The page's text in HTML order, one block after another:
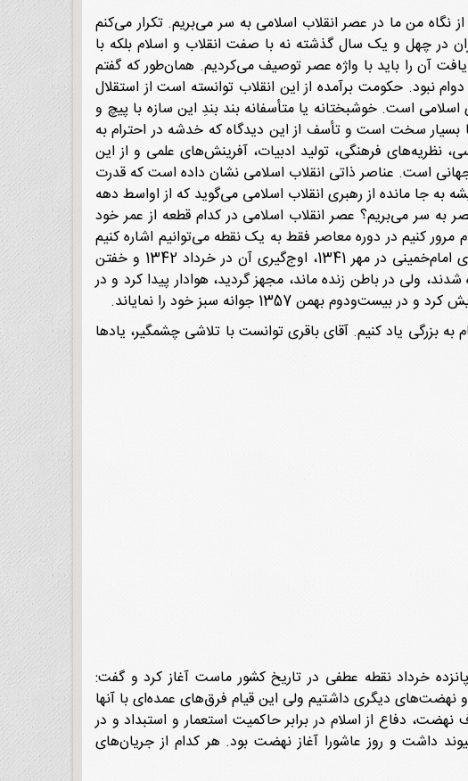
نگاه من ما در عصر انقلاب اسلامی به سر می‌بریم. تکرار می‌کنم
در چهل و یک سال گذشته نه با صفت انقلاب و اسلام بلکه با
آن را باید با واژه عصر توصیف می‌کردیم. همان‌طور که گفتم
نبود. حکومت برآمده از این انقلاب توانسته است از استقلال
است. خوشبختانه یا متأسفانه بند بندِ این سازه با پیچ و
بسیار سخت است و تأسف از این دیدگاه که خدشه در احترام به
نظریه‌های فرهنگی، تولید ادبیات، آفرینش‌های علمی و از این
است. عناصر ذاتی انقلاب اسلامی نشان داده است که قدرت
جا مانده از رهبری انقلاب اسلامی می‌گوید که از اواسط دهه
کدام عصر به سر می‌بریم؟ عصر انقلاب اسلامی در کدام قطعه از عمر خود
کنیم در دوره معاصر فقط به یک نقطه می‌توانیم اشاره کنیم
و آن رخدادهای اوایل دهه 1340 شمسی است. سال‌های 1341 تا 1343 یعنی آغاز نهضت اخیر ایران به رهبری امام‌خمینی در مهر 1341، اوج‌گیری آن در خرداد 1342 و خفتن
پراکنده شدند، ولی در باطن زنده ماند، مجهز گردید، هوادار پیدا کرد و در
بزرگی یاد کنیم. آقای باقری توانست با تلاشی چشمگیر، یادها
خرداد نقطه عطفی در تاریخ کشور ماست آغاز کرد و گفت:
و نهضت‌های دیگری داشتیم ولی این قیام فرق‌های عمده‌ای با آنها
دفاع از اسلام در برابر حاکمیت استعمار و استبداد و در
داشت و روز عاشورا آغاز نهضت بود. هر کدام از جریان‌های